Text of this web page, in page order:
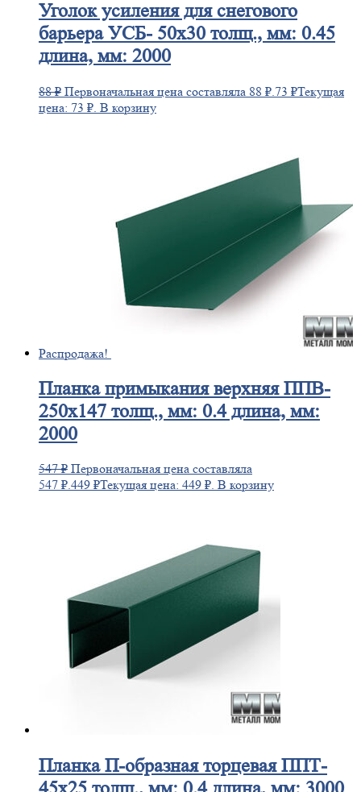
Уголокусиления для снегового
барьера УСБ- 50х30 толщ., мм: 0.45
длина, мм: 2000
88₽ Первоначальная цена составляла 88 ₽. 73 ₽Текущая
цена: 73 ₽. В корзину
Распродажа!
Планкапримыкания верхняя ППВ-
250х147 толщ., мм: 0.4 длина, мм:
2000
547₽ Первоначальная цена составляла
547 ₽.449 ₽Текущая цена: 449 ₽. В корзину
ПланкаП-образная торцевая ППТ-